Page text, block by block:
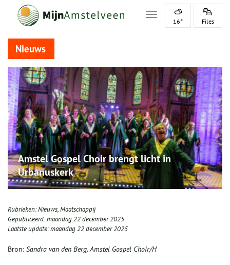
Toggle navigation
16° Files
Nieuws
Amstel Gospel Choir brengt licht in
Urbanuskerk
Rubrieken:Nieuws,Maatschappij
Gepubliceerd:maandag 22 december 2025
Laatste update:maandag 22 december 2025
Bron: Sandra van den Berg, Amstel Gospel Choir/H